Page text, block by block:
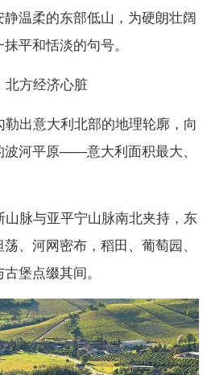
温柔的东部低山，为硬朗壮阔
平和恬淡的句号。
北方经济心脏
勒出意大利北部的地理轮廓，向
波河平原——意大利面积最大、
山脉与亚平宁山脉南北夹持，东
、河网密布，稻田、葡萄园、
堡点缀其间。